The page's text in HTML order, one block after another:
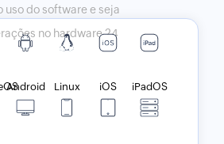
do software e seja
no hardware 24
Android Linux iOS iPadOS